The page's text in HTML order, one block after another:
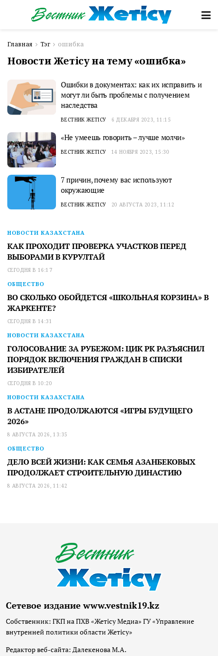
Главная Тэг ошибка
Новости Жетісу на тему «ошибка»
Ошибки в документах: как их исправить и
могут ли быть проблемы с получением
наследства
ВЕСТНИК ЖЕТІСУ 6 ДЕКАБРЯ 2023, 11:15
«Не умеешь говорить – лучше молчи»
ВЕСТНИК ЖЕТІСУ 14 НОЯБРЯ 2023, 15:30
7 причин, почему вас используют
окружающие
ВЕСТНИК ЖЕТІСУ 20 АВГУСТА 2023, 11:12
НОВОСТИ КАЗАХСТАНА
КАК ПРОХОДИТ ПРОВЕРКА УЧАСТКОВ ПЕРЕД
ВЫБОРАМИ В КУРУЛТАЙ
СЕГОДНЯ В 16:17
ОБЩЕСТВО
ВО СКОЛЬКО ОБОЙДЕТСЯ «ШКОЛЬНАЯ КОРЗИНА» В
ЖАРКЕНТЕ?
СЕГОДНЯ В 14:31
НОВОСТИ КАЗАХСТАНА
ГОЛОСОВАНИЕ ЗА РУБЕЖОМ: ЦИК РК РАЗЪЯСНИЛ
ПОРЯДОК ВКЛЮЧЕНИЯ ГРАЖДАН В СПИСКИ
ИЗБИРАТЕЛЕЙ
СЕГОДНЯ В 10:20
НОВОСТИ КАЗАХСТАНА
В АСТАНЕ ПРОДОЛЖАЮТСЯ «ИГРЫ БУДУЩЕГО
2026»
8 АВГУСТА 2026, 13:35
ОБЩЕСТВО
ДЕЛО ВСЕЙ ЖИЗНИ: КАК СЕМЬЯ АЗАНБЕКОВЫХ
ПРОДОЛЖАЕТ СТРОИТЕЛЬНУЮ ДИНАСТИЮ
8 АВГУСТА 2026, 11:42
Сетевое издание www.vestnik19.kz
Собственник: ГКП на ПХВ «Жетісу Медиа» ГУ «Управление
внутренней политики области Жетісу»
Редактор веб-сайта: Далекенова М.А.